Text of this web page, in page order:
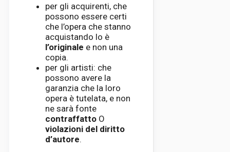
per gli acquirenti, che
possono essere certi
che l’opera che stanno
acquistando lo è
l’originale e non una
copia.
per gli artisti: che
possono avere la
garanzia che la loro
opera è tutelata, e non
ne sarà fonte
contraffatto O
violazioni del diritto
d’autore.